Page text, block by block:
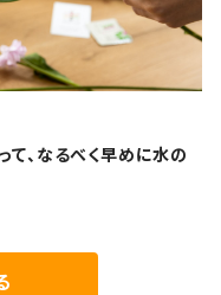
て、なるべく早めに水の